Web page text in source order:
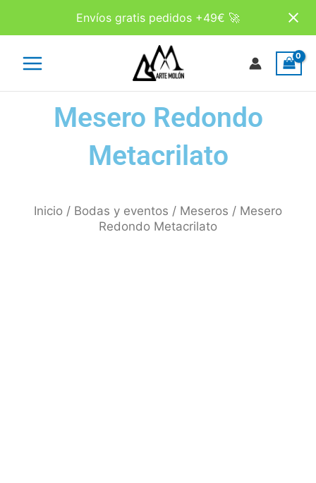
Envíos gratis pedidos +49€ 🚀
contenido
Menu
Mesero Redondo
Metacrilato
Inicio / Bodas y eventos / Meseros / Mesero
Redondo Metacrilato